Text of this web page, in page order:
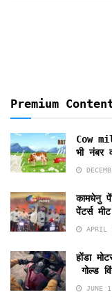
Premium
Cow
भी नंबर
कामधेनु
पेंटर्स मीट
APRIL
होंडा
गोल्ड
JUNE